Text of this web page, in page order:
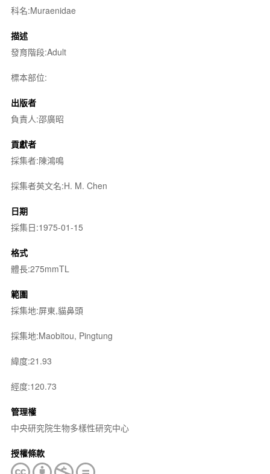
科名:Muraenidae
描述
發育階段:Adult
標本部位:
出版者
負責人:邵廣昭
貢獻者
採集者:陳鴻鳴
採集者英文名:H. M. Chen
日期
採集日:1975-01-15
格式
體長:275mmTL
範圍
採集地:屏東,貓鼻頭
採集地:Maobitou, Pingtung
緯度:21.93
經度:120.73
管理權
中央研究院生物多樣性研究中心
授權條款